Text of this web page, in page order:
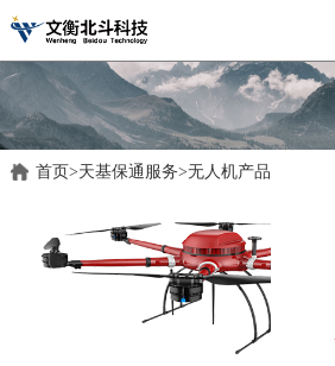
首页>天基保通服务>无人机产品